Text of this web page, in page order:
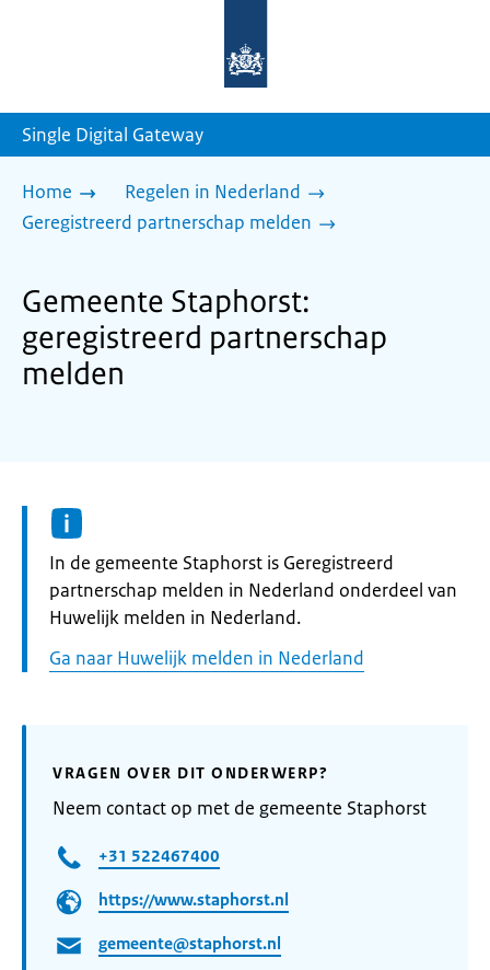
homepage
Single Digital Gateway
Home
Regelen in Nederland
Geregistreerd partnerschap melden
Gemeente Staphorst:
geregistreerd partnerschap
melden
Informatie:
In de gemeente Staphorst is Geregistreerd
partnerschap melden in Nederland onderdeel van
Huwelijk melden in Nederland.
Ga naar Huwelijk melden in Nederland
VRAGEN OVER DIT ONDERWERP?
Neem contact op met de gemeente Staphorst
+31 522467400
https://www.staphorst.nl
gemeente@staphorst.nl